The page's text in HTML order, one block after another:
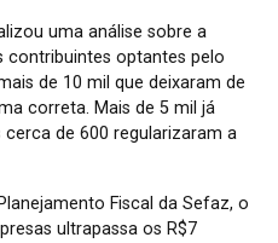
uma análise sobre a
optantes pelo
de 10 mil que deixaram de
correta. Mais de 5 mil já
de 600 regularizaram a
Fiscal da Sefaz, o
ultrapassa os R$7